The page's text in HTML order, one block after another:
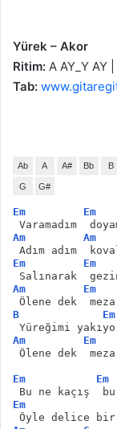
Yürek – Akor
Ritim: A AY_Y AY
Tab:
Ab A A# Bb B
G G#
Em Em
Varamadım
Am
Am
Adım adım
Em
Em
Salınarak
Am
Em
Ölene dek
B
Em
Yüreğimi
Am
Em
Ölene dek
Em
Em
Bu ne kaçış
Em
Öyle delice bir